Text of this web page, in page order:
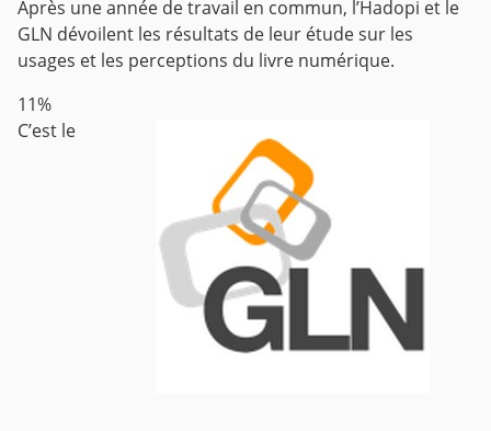
Après une année de travail en commun, l’Hadopi et le
GLN dévoilent les résultats de leur étude sur les
usages et les perceptions du livre numérique.
11%
C’est le